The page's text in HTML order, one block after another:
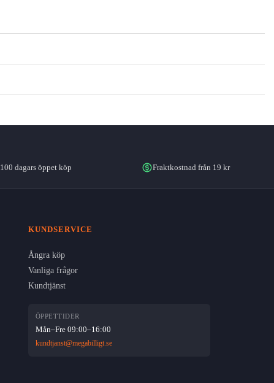
100 dagars öppet köp Fraktkostnad från 19 kr
KUNDSERVICE
Ångra köp
Vanliga frågor
Kundtjänst
ÖPPETTIDER
Mån–Fre 09:00–16:00
kundtjanst@megabilligt.se